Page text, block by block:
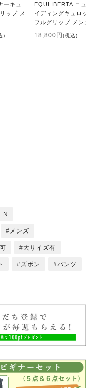
ーキュ
ップ メ
)
EQULIBERTA ニューラ
イディングキュロット
フルグリップ メンズ
18,800円(税込)
メンズ
大サイズ有
ズボン パンツ